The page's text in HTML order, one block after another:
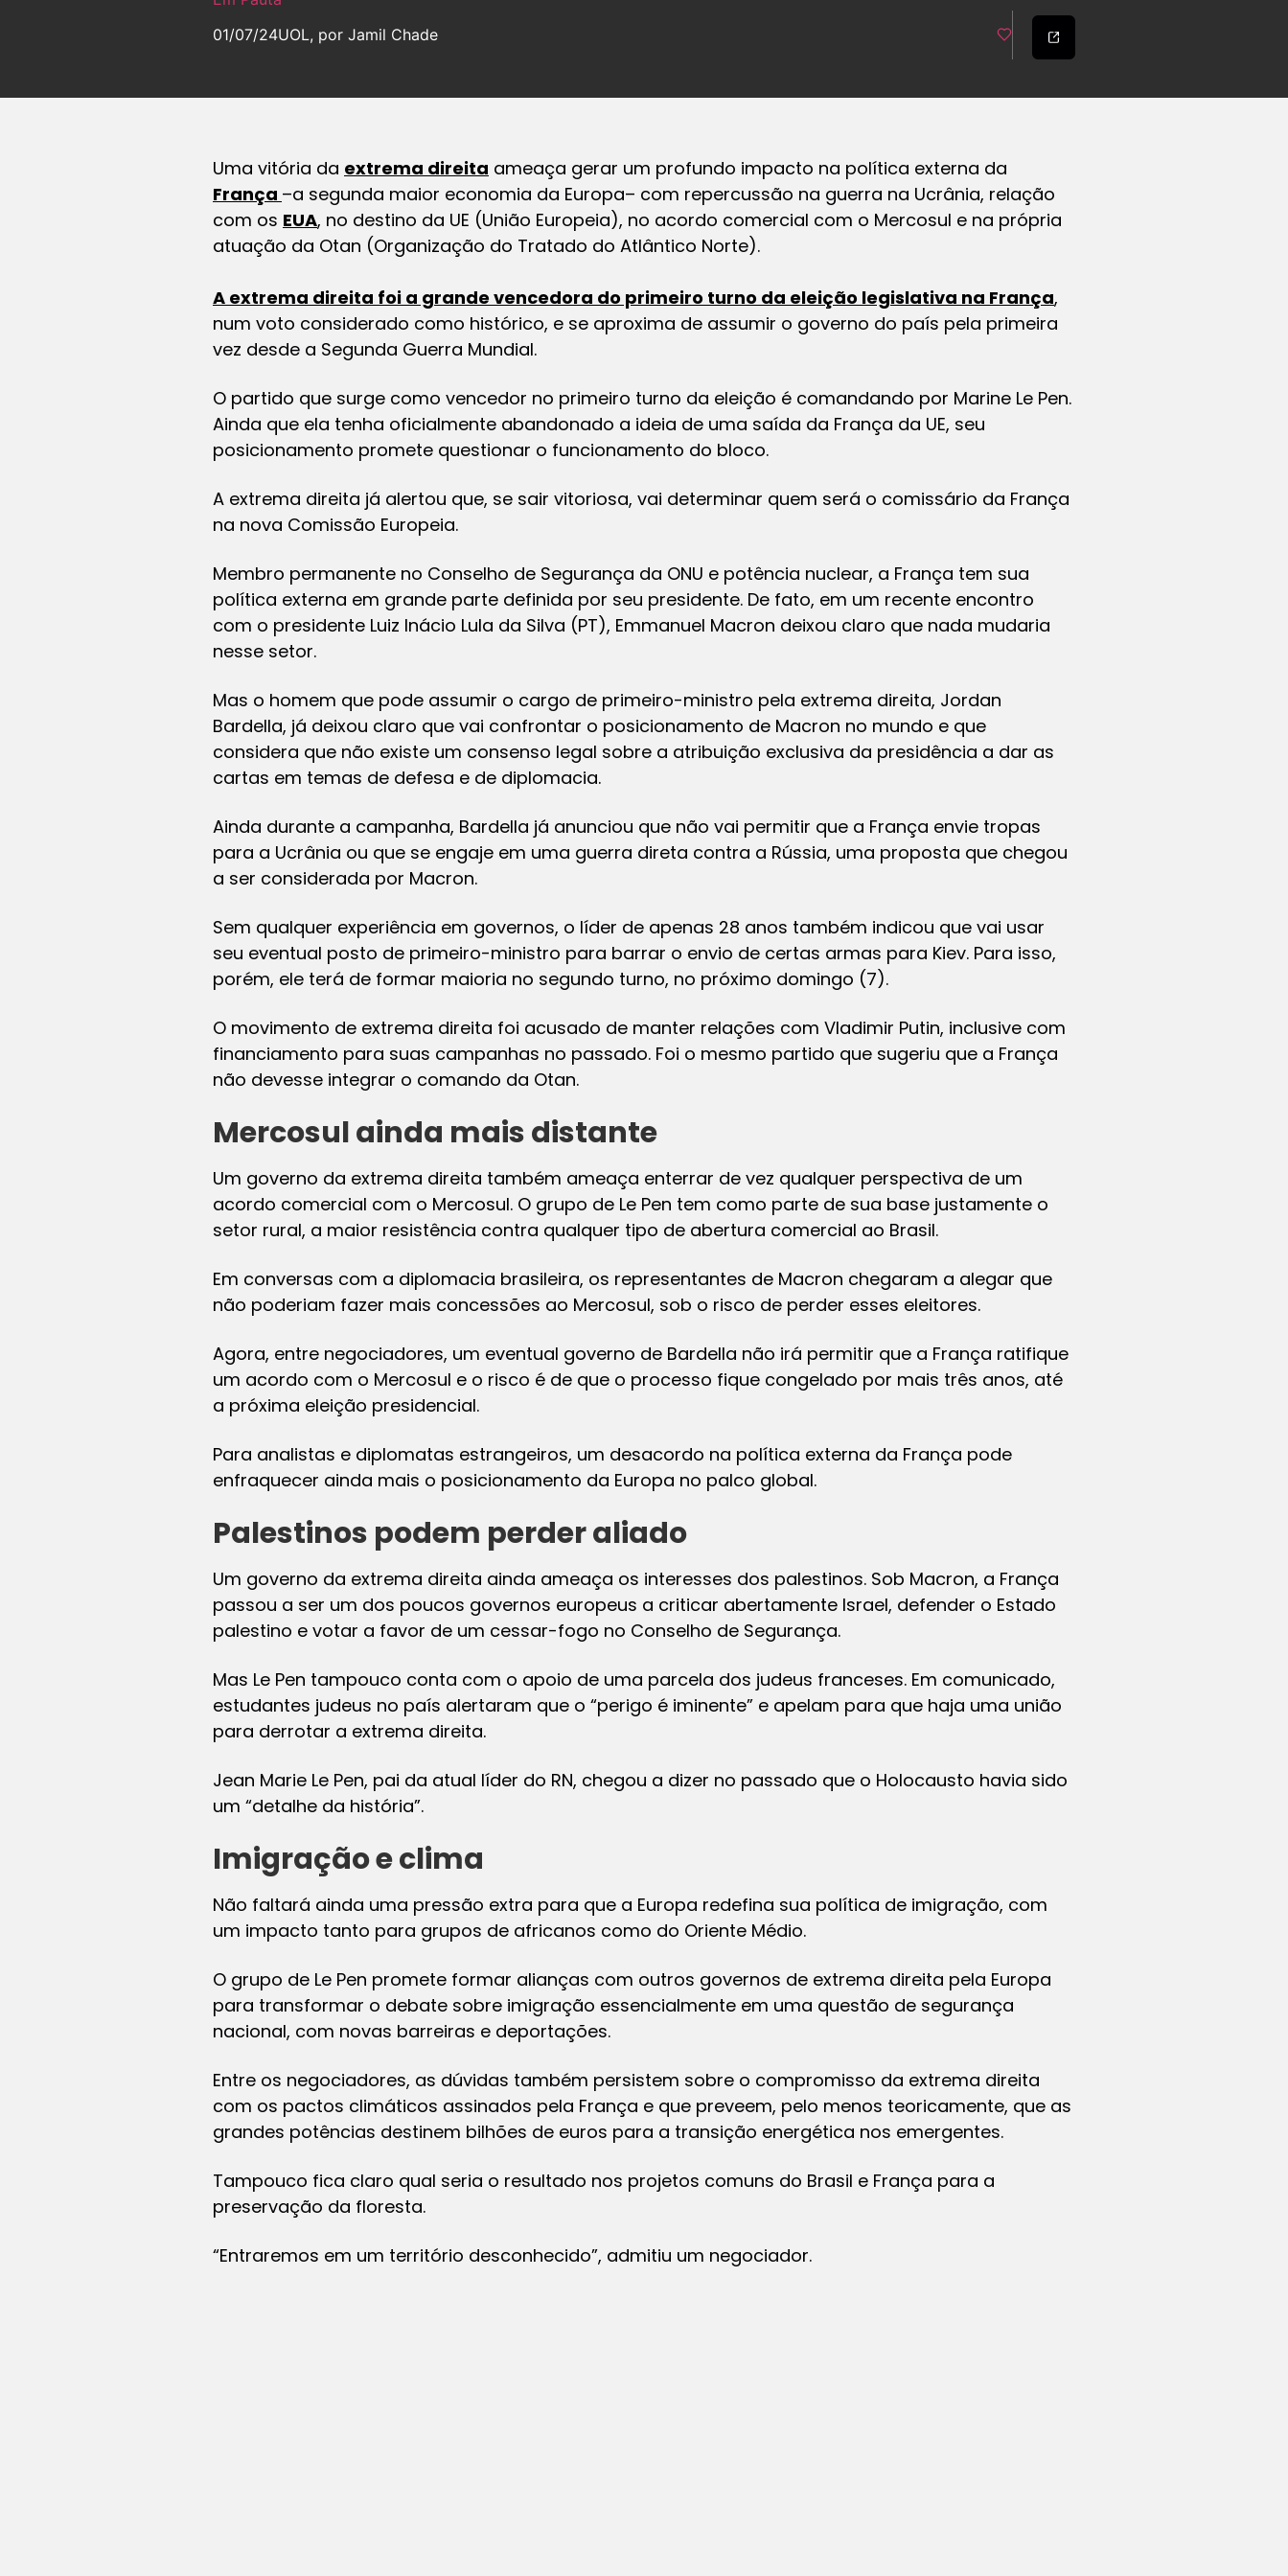
01/07/24UOL, por Jamil Chade
Uma vitória da extrema direita ameaça gerar um profundo impacto na política externa da
França –a segunda maior economia da Europa– com repercussão na guerra na Ucrânia, relação
com os EUA, no destino da UE (União Europeia), no acordo comercial com o Mercosul e na própria
atuação da Otan (Organização do Tratado do Atlântico Norte).
A extrema direita foi a grande vencedora do primeiro turno da eleição legislativa na França,
num voto considerado como histórico, e se aproxima de assumir o governo do país pela primeira
vez desde a Segunda Guerra Mundial.
O partido que surge como vencedor no primeiro turno da eleição é comandando por Marine Le Pen.
Ainda que ela tenha oficialmente abandonado a ideia de uma saída da França da UE, seu
posicionamento promete questionar o funcionamento do bloco.
A extrema direita já alertou que, se sair vitoriosa, vai determinar quem será o comissário da França
na nova Comissão Europeia.
Membro permanente no Conselho de Segurança da ONU e potência nuclear, a França tem sua
política externa em grande parte definida por seu presidente. De fato, em um recente encontro
com o presidente Luiz Inácio Lula da Silva (PT), Emmanuel Macron deixou claro que nada mudaria
nesse setor.
Mas o homem que pode assumir o cargo de primeiro-ministro pela extrema direita, Jordan
Bardella, já deixou claro que vai confrontar o posicionamento de Macron no mundo e que
considera que não existe um consenso legal sobre a atribuição exclusiva da presidência a dar as
cartas em temas de defesa e de diplomacia.
Ainda durante a campanha, Bardella já anunciou que não vai permitir que a França envie tropas
para a Ucrânia ou que se engaje em uma guerra direta contra a Rússia, uma proposta que chegou
a ser considerada por Macron.
Sem qualquer experiência em governos, o líder de apenas 28 anos também indicou que vai usar
seu eventual posto de primeiro-ministro para barrar o envio de certas armas para Kiev. Para isso,
porém, ele terá de formar maioria no segundo turno, no próximo domingo (7).
O movimento de extrema direita foi acusado de manter relações com Vladimir Putin, inclusive com
financiamento para suas campanhas no passado. Foi o mesmo partido que sugeriu que a França
não devesse integrar o comando da Otan.
Mercosul ainda mais distante
Um governo da extrema direita também ameaça enterrar de vez qualquer perspectiva de um
acordo comercial com o Mercosul. O grupo de Le Pen tem como parte de sua base justamente o
setor rural, a maior resistência contra qualquer tipo de abertura comercial ao Brasil.
Em conversas com a diplomacia brasileira, os representantes de Macron chegaram a alegar que
não poderiam fazer mais concessões ao Mercosul, sob o risco de perder esses eleitores.
Agora, entre negociadores, um eventual governo de Bardella não irá permitir que a França ratifique
um acordo com o Mercosul e o risco é de que o processo fique congelado por mais três anos, até
a próxima eleição presidencial.
Para analistas e diplomatas estrangeiros, um desacordo na política externa da França pode
enfraquecer ainda mais o posicionamento da Europa no palco global.
Palestinos podem perder aliado
Um governo da extrema direita ainda ameaça os interesses dos palestinos. Sob Macron, a França
passou a ser um dos poucos governos europeus a criticar abertamente Israel, defender o Estado
palestino e votar a favor de um cessar-fogo no Conselho de Segurança.
Mas Le Pen tampouco conta com o apoio de uma parcela dos judeus franceses. Em comunicado,
estudantes judeus no país alertaram que o “perigo é iminente” e apelam para que haja uma união
para derrotar a extrema direita.
Jean Marie Le Pen, pai da atual líder do RN, chegou a dizer no passado que o Holocausto havia sido
um “detalhe da história”.
Imigração e clima
Não faltará ainda uma pressão extra para que a Europa redefina sua política de imigração, com
um impacto tanto para grupos de africanos como do Oriente Médio.
O grupo de Le Pen promete formar alianças com outros governos de extrema direita pela Europa
para transformar o debate sobre imigração essencialmente em uma questão de segurança
nacional, com novas barreiras e deportações.
Entre os negociadores, as dúvidas também persistem sobre o compromisso da extrema direita
com os pactos climáticos assinados pela França e que preveem, pelo menos teoricamente, que as
grandes potências destinem bilhões de euros para a transição energética nos emergentes.
Tampouco fica claro qual seria o resultado nos projetos comuns do Brasil e França para a
preservação da floresta.
“Entraremos em um território desconhecido”, admitiu um negociador.